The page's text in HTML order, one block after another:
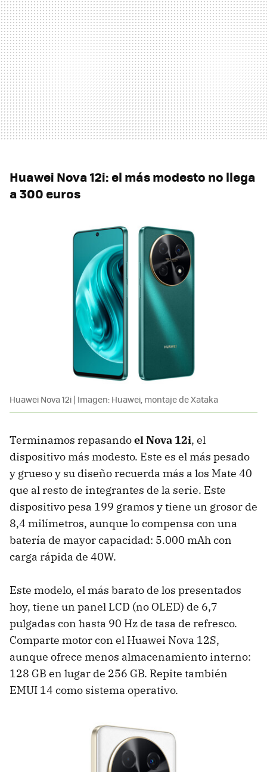
Huawei Nova 12i: el más modesto no llega
a 300 euros
Huawei Nova 12i | Imagen: Huawei, montaje de Xataka
Terminamos repasandoel Nova 12i, el
dispositivo más modesto. Este es el más pesado
y grueso y su diseño recuerda más a los Mate 40
que al resto de integrantes de la serie. Este
dispositivo pesa 199 gramos y tiene un grosor de
8,4 milímetros, aunque lo compensa con una
batería de mayor capacidad: 5.000 mAh con
carga rápida de 40W.
Este modelo, el más barato de los presentados
hoy, tiene un panel LCD (no OLED) de 6,7
pulgadas con hasta 90 Hz de tasa de refresco.
Comparte motor con el Huawei Nova 12S,
aunque ofrece menos almacenamiento interno:
128 GB en lugar de 256 GB. Repite también
EMUI 14 como sistema operativo.